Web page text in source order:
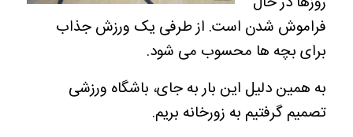
فراموش شدن است. از طرفی یک ورزش جذاب
برای بچه ها محسوب می شود.
به همین دلیل این بار به جای، باشگاه ورزشی
تصمیم گرفتیم به زورخانه بریم.